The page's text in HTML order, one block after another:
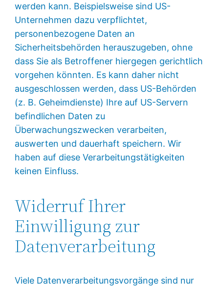
werden kann. Beispielsweise sind US-
Unternehmen dazu verpflichtet,
personenbezogene Daten an
Sicherheitsbehörden herauszugeben, ohne
dass Sie als Betroffener hiergegen gerichtlich
vorgehen könnten. Es kann daher nicht
ausgeschlossen werden, dass US-Behörden
(z. B. Geheimdienste) Ihre auf US-Servern
befindlichen Daten zu
Überwachungszwecken verarbeiten,
auswerten und dauerhaft speichern. Wir
haben auf diese Verarbeitungstätigkeiten
keinen Einfluss.
Widerruf Ihrer
Einwilligung zur
Datenverarbeitung
Viele Datenverarbeitungsvorgänge sind nur